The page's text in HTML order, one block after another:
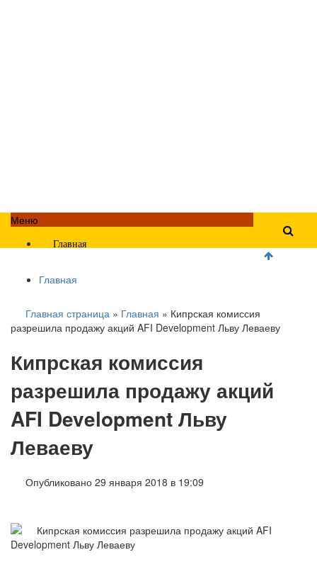
Меню
Главная
Главная
Главная страница » Главная » Кипрская комиссия
разрешила продажу акций AFI Development Льву Леваеву
Кипрская комиссия
разрешила продажу акций
AFI Development Льву
Леваеву
Опубликовано 29 января 2018 в 19:09